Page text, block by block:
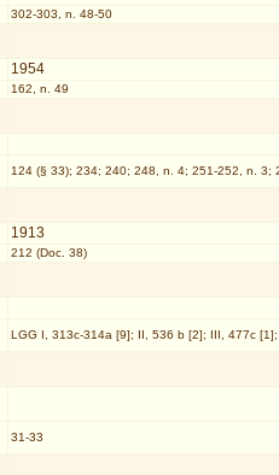
302-303, n. 48-50
1954
162, n. 49
124 (§ 33); 234; 240; 248, n. 4; 251-252, n. 3;
1913
212 (Doc. 38)
LGG I, 313c-314a [9]; II, 536 b [2]; III, 477c
31-33